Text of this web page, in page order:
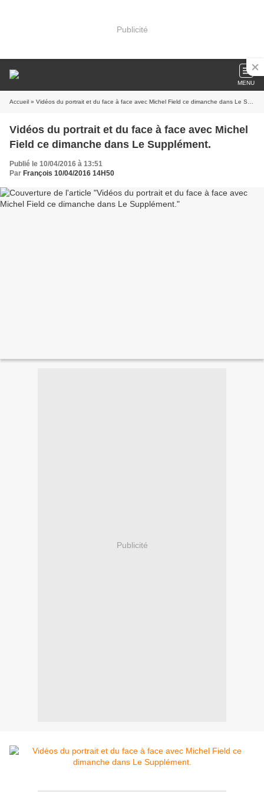
Publicité
MENU
Accueil » Vidéos du portrait et du face à face avec Michel Field ce dimanche dans Le Supplément.
Vidéos du portrait et du face à face avec Michel
Field ce dimanche dans Le Supplément.
Publié le 10/04/2016 à 13:51
Par François 10/04/2016 14H50
Publicité